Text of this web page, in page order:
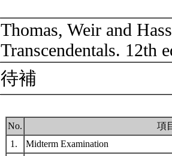
Thomas, Weir and
Transcendentals. 12th
待補
No.
項
1.
Midterm Examination